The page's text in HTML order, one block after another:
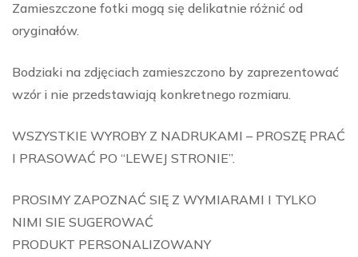
Zamieszczone fotki mogą się delikatnie różnić od
oryginałów.
Bodziaki na zdjęciach zamieszczono by zaprezentować
wzór i nie przedstawiają konkretnego rozmiaru.
WSZYSTKIE WYROBY Z NADRUKAMI – PROSZĘ PRAĆ
I PRASOWAĆ PO “LEWEJ STRONIE”.
PROSIMY ZAPOZNAĆ SIĘ Z WYMIARAMI I TYLKO
NIMI SIE SUGEROWAĆ
PRODUKT PERSONALIZOWANY